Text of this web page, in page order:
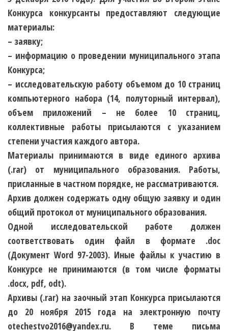
Конкурса конкурсанты предоставляют следующие
материалы:
– заявку;
– информацию о проведении муниципального этапа
Конкурса;
– исследовательскую работу объемом до 10 страниц
компьютерного набора (14, полуторный интервал),
объем приложений – не более 10 страниц,
коллективные работы присылаются с указанием
степени участия каждого автора.
Материалы принимаются в виде единого архива
(.rar) от муниципального образования. Работы,
присланные в частном порядке, не рассматриваются.
Архив должен содержать одну общую заявку и один
общий протокол от муниципального образования.
Одной исследовательской работе должен
соответствовать один файл в формате .doc
(Документ Word 97-2003). Иные файлы к участию в
Конкурсе не принимаются (в том числе форматы
.docx, pdf, odt).
Архивы (.rar) на заочный этап Конкурса присылаются
до 20 ноября 2015 года на электронную почту
otechestvo2016@yandex.ru. В теме письма